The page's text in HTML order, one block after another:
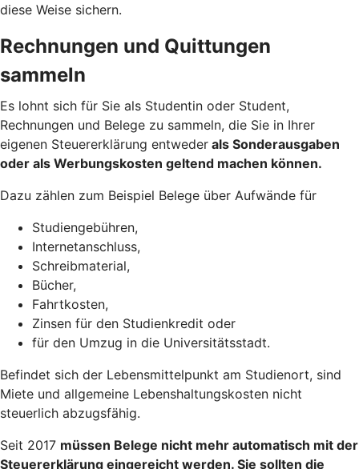
diese Weise sichern.
Rechnungen und Quittungen
sammeln
Es lohnt sich für Sie als Studentin oder Student,
Rechnungen und Belege zu sammeln, die Sie in Ihrer
eigenen Steuererklärung entweder als Sonderausgaben
oder als Werbungskosten geltend machen können.
Dazu zählen zum Beispiel Belege über Aufwände für
Studiengebühren,
Internetanschluss,
Schreibmaterial,
Bücher,
Fahrtkosten,
Zinsen für den Studienkredit oder
für den Umzug in die Universitätsstadt.
Befindet sich der Lebensmittelpunkt am Studienort, sind
Miete und allgemeine Lebenshaltungskosten nicht
steuerlich abzugsfähig.
Seit 2017 müssen Belege nicht mehr automatisch mit der
Steuererklärung eingereicht werden. Sie sollten die